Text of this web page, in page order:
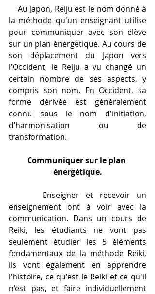
la méthode qu'un enseignant utilise
pour communiquer avec son élève
sur un plan énergétique. Au cours de
son déplacement du Japon vers
l'Occident, le Reiju a vu changé un
certain nombre de ses aspects, y
compris son nom. En Occident, sa
forme dérivée est généralement
connu sous le nom d'initiation,
d'harmonisation ou de
transformation.
Communiquer sur le plan
énergétique.
enseignement ont à voir avec la
communication. Dans un cours de
Reiki, les étudiants ne vont pas
seulement étudier les 5 éléments
fondamentaux de la méthode Reiki,
ils vont également en apprendre
l'histoire, ce qu'est le Reiki et ce qu'il
n'est pas, et faire individuellement